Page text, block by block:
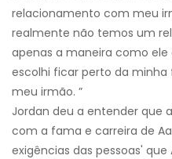
relacionamento com meu
realmente não temos um
apenas a maneira como ele
escolhi ficar perto da minha
meu irmão. ”
Jordan deu a entender que
com a fama e carreira de
exigências das pessoas' que